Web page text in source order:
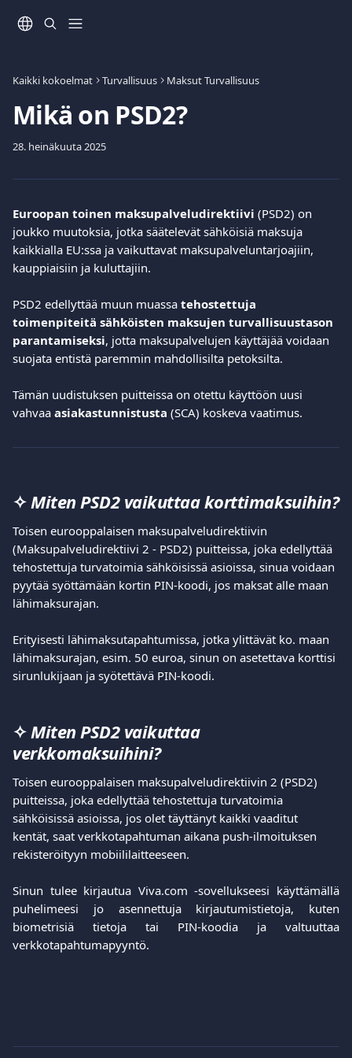
Kaikki kokoelmat Turvallisuus Maksut Turvallisuus
Mikä on PSD2?
28. heinäkuuta 2025
Euroopan toinen maksupalveludirektiivi (PSD2) on
joukko muutoksia, jotka säätelevät sähköisiä maksuja
kaikkialla EU:ssa ja vaikuttavat maksupalveluntarjoajiin,
kauppiaisiin ja kuluttajiin.
PSD2 edellyttää muun muassa tehostettuja
toimenpiteitä sähköisten maksujen turvallisuustason
parantamiseksi, jotta maksupalvelujen käyttäjää voidaan
suojata entistä paremmin mahdollisilta petoksilta.
Tämän uudistuksen puitteissa on otettu käyttöön uusi
vahvaa asiakastunnistusta (SCA) koskeva vaatimus.
✧ Miten PSD2 vaikuttaa korttimaksuihin?
Toisen eurooppalaisen maksupalveludirektiivin
(Maksupalveludirektiivi 2 - PSD2) puitteissa, joka edellyttää
tehostettuja turvatoimia sähköisissä asioissa, sinua voidaan
pyytää syöttämään kortin PIN-koodi, jos maksat alle maan
lähimaksurajan.
Erityisesti lähimaksutapahtumissa, jotka ylittävät ko. maan
lähimaksurajan, esim. 50 euroa, sinun on asetettava korttisi
sirunlukijaan ja syötettävä PIN-koodi.
✧ Miten PSD2 vaikuttaa
verkkomaksuihini?
Toisen eurooppalaisen maksupalveludirektiivin 2 (PSD2)
puitteissa, joka edellyttää tehostettuja turvatoimia
sähköisissä asioissa, jos olet täyttänyt kaikki vaaditut
kentät, saat verkkotapahtuman aikana push-ilmoituksen
rekisteröityyn mobiililaitteeseen.
Sinun tulee kirjautua Viva.com -sovellukseesi käyttämällä
puhelimeesi jo asennettuja kirjautumistietoja, kuten
biometrisiä tietoja tai PIN-koodia ja valtuuttaa
verkkotapahtumapyyntö.